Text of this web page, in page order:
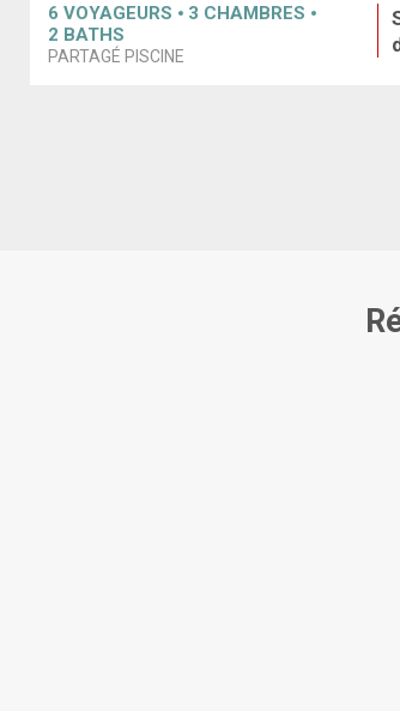
6 VOYAGEURS 3 CHAMBRES
2 BATHS
PARTAGÉ PISCINE